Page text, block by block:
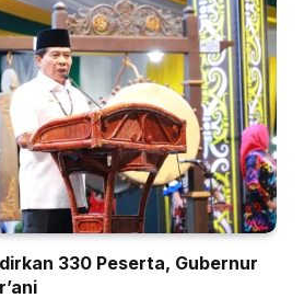
330 Peserta, Gubernur